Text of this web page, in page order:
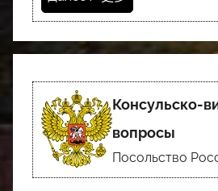
Консульско-
вопросы
Посольство